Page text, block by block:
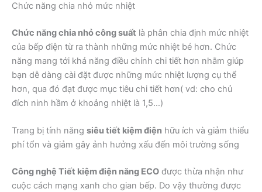
Chức năng chia nhỏ mức nhiệt
Chức năng chia nhỏ công suất là phân chia định mức nhiệt
của bếp điện từ ra thành những mức nhiệt bé hơn. Chức
năng mang tới khả năng điều chỉnh chi tiết hơn nhằm giúp
bạn dễ dàng cài đặt được những mức nhiệt lượng cụ thể
hơn, qua đó đạt được mục tiêu chi tiết hơn( vd: cho chủ
đích ninh hầm ở khoảng nhiệt là 1,5…)
Trang bị tính năng siêu tiết kiệm điện hữu ích và giảm thiểu
phí tổn và giảm gây ảnh hưởng xấu đến môi trường sống
Công nghệ Tiết kiệm điện năng ECO được thừa nhận như
cuộc cách mạng xanh cho gian bếp. Do vậy thường được